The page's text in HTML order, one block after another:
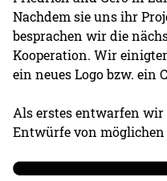
Nachdem sie uns ihr
besprachen wir die
Kooperation. Wir
ein neues Logo bzw. ein
Als erstes entwarfen
Entwürfe von möglichen